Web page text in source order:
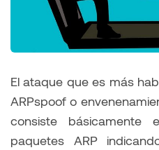
El ataque que es más
ARPspoof o
consiste
paquetes ARP